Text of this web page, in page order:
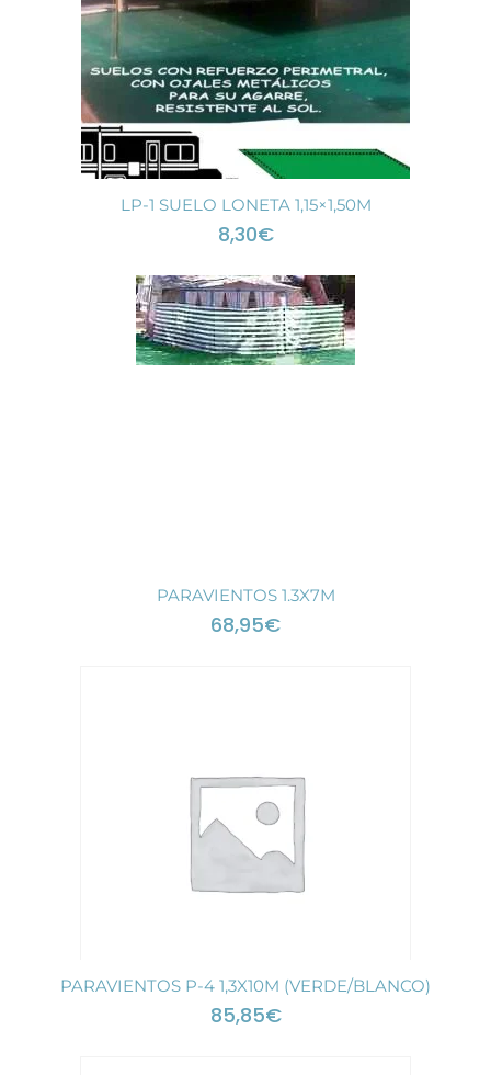
LP-1 SUELO LONETA 1,15×1,50M
8,30€
PARAVIENTOS 1.3X7M
68,95€
PARAVIENTOS P-4 1,3X10M (VERDE/BLANCO)
85,85€